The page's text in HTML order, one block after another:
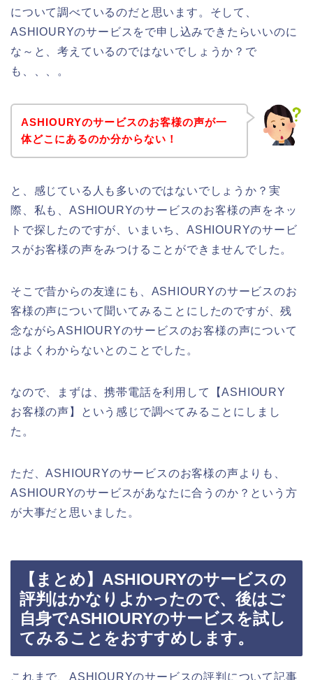
について調べているのだと思います。そして、
ASHIOURYのサービスをで申し込みできたらいいのに
な～と、考えているのではないでしょうか？で
も、、、。
ASHIOURYのサービスのお客様の声が一
体どこにあるのか分からない！
と、感じている人も多いのではないでしょうか？実
際、私も、ASHIOURYのサービスのお客様の声をネッ
トで探したのですが、いまいち、ASHIOURYのサービ
スがお客様の声をみつけることができませんでした。
そこで昔からの友達にも、ASHIOURYのサービスのお
客様の声について聞いてみることにしたのですが、残
念ながらASHIOURYのサービスのお客様の声について
はよくわからないとのことでした。
なので、まずは、携帯電話を利用して【ASHIOURY
お客様の声】という感じで調べてみることにしまし
た。
ただ、ASHIOURYのサービスのお客様の声よりも、
ASHIOURYのサービスがあなたに合うのか？という方
が大事だと思いました。
【まとめ】ASHIOURYのサービスの
評判はかなりよかったので、後はご
自身でASHIOURYのサービスを試し
てみることをおすすめします。
これまで、ASHIOURYのサービスの評判について記事